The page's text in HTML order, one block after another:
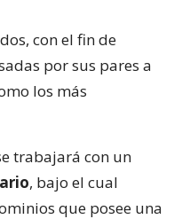
con el fin de
por sus pares a
los más
trabajará con un
, bajo el cual
que posee una